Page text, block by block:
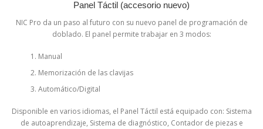
Panel Táctil (accesorio nuevo)
NIC Pro da un paso al futuro con su nuevo panel de programación de
doblado. El panel permite trabajar en 3 modos:
Manual
Memorización de las clavijas
Automático/Digital
Disponible en varios idiomas, el Panel Táctil está equipado con: Sistema
de autoaprendizaje, Sistema de diagnóstico, Contador de piezas e